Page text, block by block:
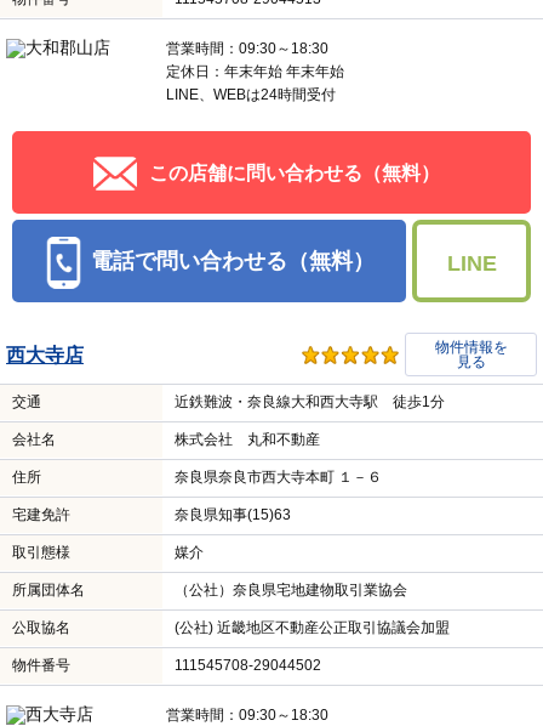
営業時間：09:30～18:30
定休日：年末年始 年末年始
LINE、WEBは24時間受付
この店舗に問い合わせる（無料）
電話で問い合わせる（無料） LINE
西大寺店
物件情報を
見る
交通 近鉄難波・奈良線大和西大寺駅 徒歩1分
会社名 株式会社 丸和不動産
住所 奈良県奈良市西大寺本町 １－６
宅建免許 奈良県知事(15)63
取引態様 媒介
所属団体名 （公社）奈良県宅地建物取引業協会
公取協名 (公社) 近畿地区不動産公正取引協議会加盟
物件番号 111545708-29044502
営業時間：09:30～18:30